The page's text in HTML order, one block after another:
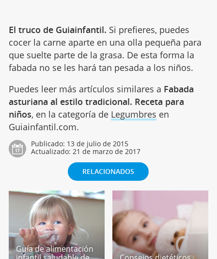
El truco de Guiainfantil. Si prefieres, puedes
cocer la carne aparte en una olla pequeña para
que suelte parte de la grasa. De esta forma la
fabada no se les hará tan pesada a los niños.
Puedes leer más artículos similares a Fabada
asturiana al estilo tradicional. Receta para
niños, en la categoría de Legumbres en
Guiainfantil.com.
Publicado: 13 de julio de 2015
Actualizado: 21 de marzo de 2017
RELACIONADOS
Guía de alimentación